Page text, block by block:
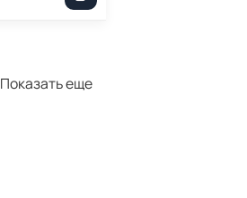
Показать еще